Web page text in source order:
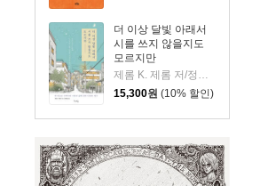
더 이상 달빛 아래서
시를 쓰지 않을지도
모르지만
제롬 K. 제롬 저/정혜엽 역
15,300원 (10% 할인)